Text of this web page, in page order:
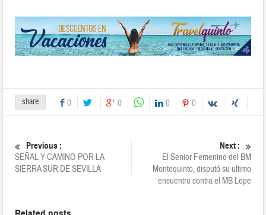
share 0 0 0 0
Previous :
SEÑAL Y CAMINO POR LA
SIERRA SUR DE SEVILLA
Next :
El Senior Femenino del BM
Montequinto, disputó su ultimo
encuentro contra el MB Lepe